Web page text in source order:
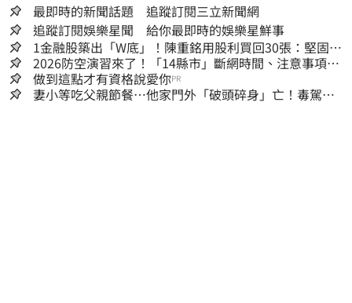
最即時的新聞話題 追蹤訂閱三立新聞網
追蹤訂閱娛樂星聞 給你最即時的娛樂星鮮事
1金融股築出「W底」！陳重銘用股利買回30張：堅固穩
定的搖錢樹
2026防空演習來了！「14縣市」斷網時間、注意事項一
次看
做到這點才有資格說愛你PR
妻小等吃父親節餐⋯他家門外「破頭碎身」亡！毒駕男